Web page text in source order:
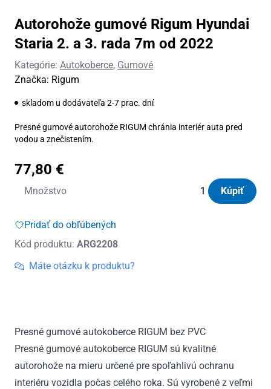
Autorohože gumové Rigum Hyundai
Staria 2. a 3. rada 7m od 2022
Kategórie: Autokoberce, Gumové
Značka: Rigum
skladom u dodávateľa 2-7 prac. dní
Presné gumové autorohože RIGUM chránia interiér auta pred
vodou a znečistením.
77,80 €
Množstvo
množstvo
gumové
Hyundai
Staria
7m
od
2022
Kúpiť
Pridať do obľúbených
Kód produktu: ARG2208
Máte otázku k produktu?
Presné gumové autokoberce RIGUM bez PVC
Presné gumové autokoberce RIGUM sú kvalitné
autorohože na mieru určené pre spoľahlivú ochranu
interiéru vozidla počas celého roka. Sú vyrobené z veľmi